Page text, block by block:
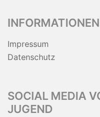
INFORMATIONEN
Impressum
Datenschutz
SOCIAL MEDIA
UGEND